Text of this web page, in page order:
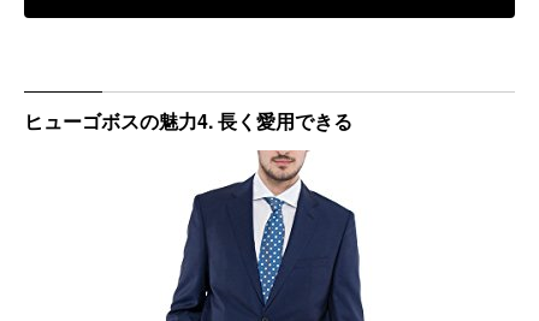
ヒューゴボスの魅力4. 長く愛用できる